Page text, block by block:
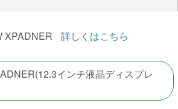
XPADNER 詳しくはこちら
インチ液晶ディスプレ